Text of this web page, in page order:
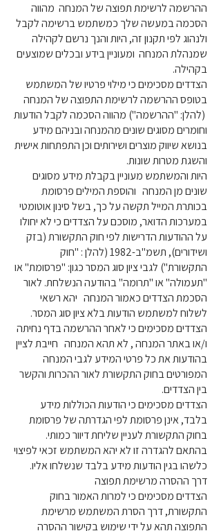
ההרשמה לרשימת תפוצה של המנחה מהווה
הסכמה במעשה שלך כמשתמש ברשימה לקבל
ולנהוג לפי תקנון זה, היות והנך נרשם לקהילה
שמנהלת המנחה ומעוניין בידע ובכלים שמוצעים
בקהילה.
הצדדים מסכימים כי מילוי פרטיו של המשתמש
בטופס ההרשמה לרשימת התפוצה של המנחה
(להלן: "ההרשמה") מהווה הסכמה לקבל הודעות
וחומרים מסוגים שונים מהמנחה ובניהם מידע
בנושא שיווק מוצרים ושירותים וכן התפתחות אישית
והשגת מטרות שונות.
היות והמשתמש מעוניין בקבלת מידע מסוגים
שונים מן המנחה והוספת המילים פרסומת
בכותרת המייל תקשה על כך, בשל סינון אוטומטי
במערכות הדואר, מוסכם על הצדדים כי לא יחולו
על ההודעות הדרישות לפי חוק התקשורת (בזק
ושידורים), תשמ"ב-1982 (להלן : "חוק
התקשורת") לגבי ציון סוג המסר כגון: "פרסומת" או
"תעמולה" או "תרומה" בהודעה הנשלחת. לאור
הסכמת הצדדים כאמור המנחה יהא רשאי
לשלוח למשתמש הודעות בלא ציון סוג המסר.
הצדדים מסכימים כי לאחר ההרשמה בדף נחיתה
ו/או באתר המנחה , לא תהא המנחה חייבת לציין
בהודעות את כל פרטי המידע לגבי המנחה
המפורטים בחוק התקשורת לאור ההכרות והקשר
בין הצדדים.
הצדדים מסכימים כי הודעות הכוללות מידע
בלבד, אינן פרסומת לפי הגדרתה של פרסומת
בחוק התקשורת לעניין שליחת דיוור כמותי.
בהתאם להגדרה זו לא יהא המשתמש זכאי לפיצוי
כלשהו בגין הודעות מידע בלבד שנשלחו אליו.
דרך ההסרה מרשימת תפוצה
הצדדים מסכימים כי למרות האמור בחוק
התקשורת, דרך הסרת המשתמש מרשימת
התפוצה תהא על ידי שימוש בקישור ההסרה